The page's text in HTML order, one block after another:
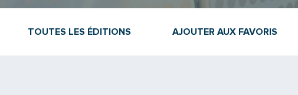
TOUTES LES ÉDITIONS AJOUTER AUX FAVORIS